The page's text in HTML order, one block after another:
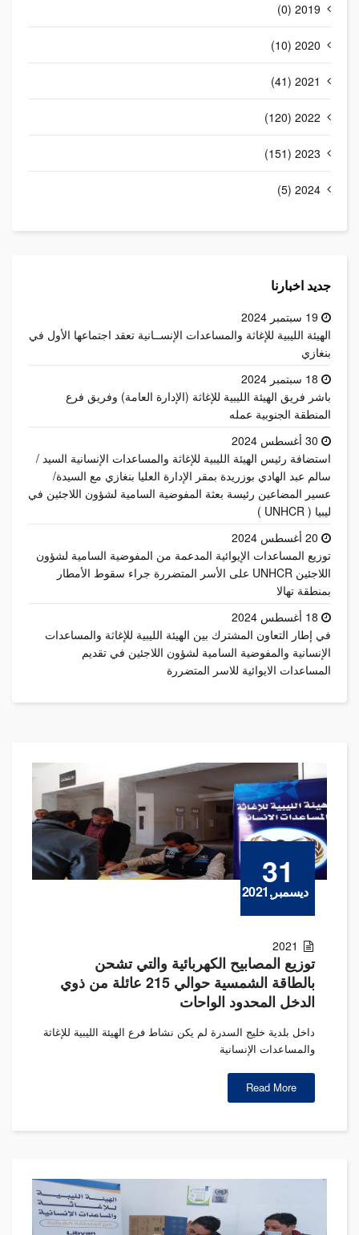
2019 (0)
2020 (10)
2021 (41)
2022 (120)
2023 (151)
2024 (5)
جديد اخبارنا
الهيئة الليبية للإغاثة والمساعدات الإنســانية تعقد اجتماعها الأول في
بنغازي
باشر فريق الهيئة الليبية للإغاثة (الإدارة العامة) وفريق فرع
المنطقة الجنوبية عمله
استضافة رئيس الهيئة الليبية للإغاثة والمساعدات الإنسانية السيد /
سالم عبد الهادي بوزريدة بمقر الإدارة العليا بنغازي مع السيدة/
عسير المضاعين رئيسة بعثة المفوضية السامية لشؤون اللاجئين في
ليبيا ( UNHCR )
توزيع المساعدات الإيوائية المدعمة من المفوضية السامية لشؤون
اللاجئين UNHCR على الأسر المتضررة جراء سقوط الأمطار
بمنطقة تهالا
في إطار التعاون المشترك بين الهيئة الليبية للإغاثة والمساعدات
الإنسانية والمفوضية السامية لشؤون اللاجئين في تقديم
المساعدات الايوائية للاسر المتضررة
31
ديسمبر,2021
2021
توزيع المصابيح الكهربائية والتي تشحن
بالطاقة الشمسية حوالي 215 عائلة من ذوي
الدخل المحدود الواحات
داخل بلدية خليج السدرة لم يكن نشاط فرع الهيئة الليبية للإغاثة
والمساعدات الإنسانية
Read More